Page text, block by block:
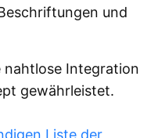
und
nahtlose Integration
gewährleistet.